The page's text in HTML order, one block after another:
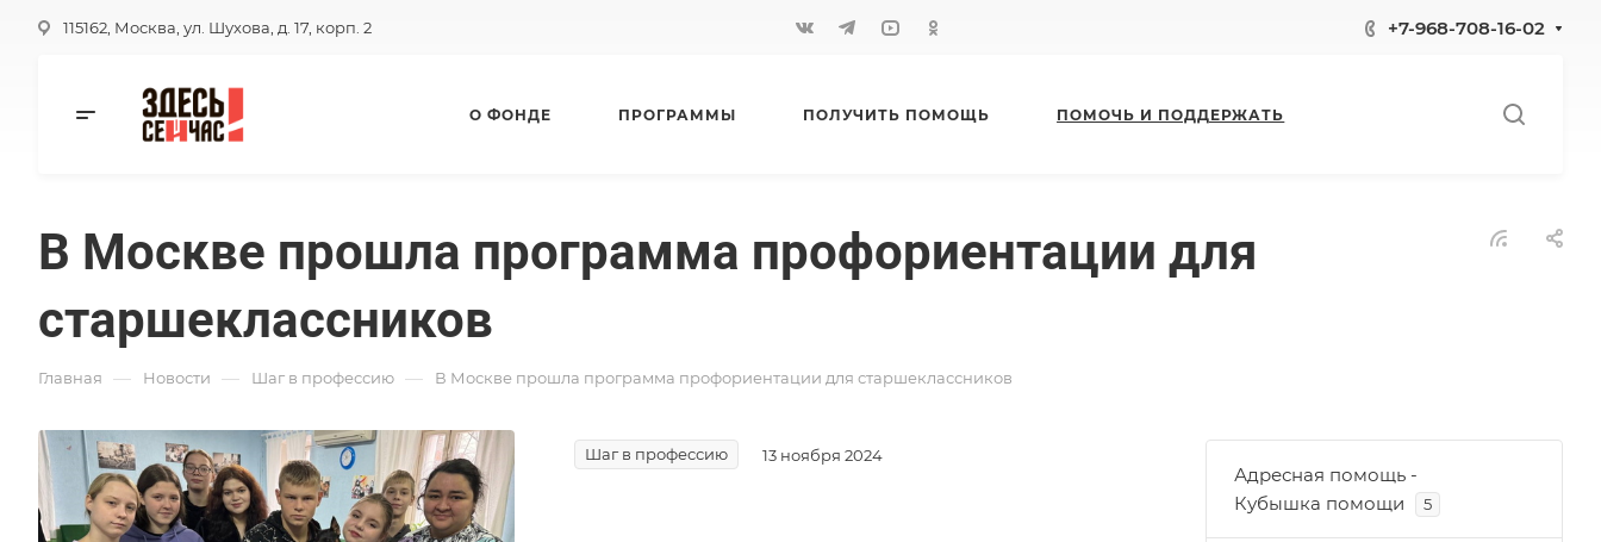
115162, Москва, ул. Шухова, д. 17, корп. 2 +7-968-708-16-02
О ФОНДЕ ПРОГРАММЫ ПОЛУЧИТЬ ПОМОЩЬ ПОМОЧЬ И ПОДДЕРЖАТЬ
В Москве прошла программа профориентации для
старшеклассников
Главная — Новости — Шаг в профессию — В Москве прошла программа профориентации для старшеклассников
Шаг в профессию 13 ноября 2024
Адресная помощь -
Кубышка помощи
5